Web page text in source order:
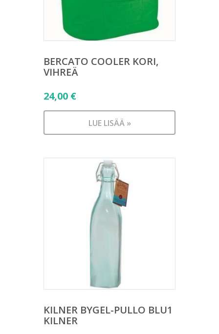
BERCATO COOLER KORI,
VIHREÄ
24,00 €
LUE LISÄÄ »
KILNER BYGEL-PULLO BLU1
KILNER